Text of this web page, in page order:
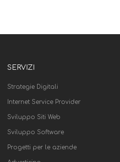
SERVIZI
Strategie Digitali
Internet Service Provider
Sviluppo Siti Web
Sviluppo Software
Progetti per le aziende